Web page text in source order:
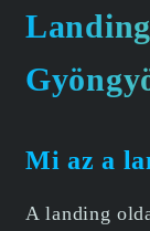
Mi az a
A landing